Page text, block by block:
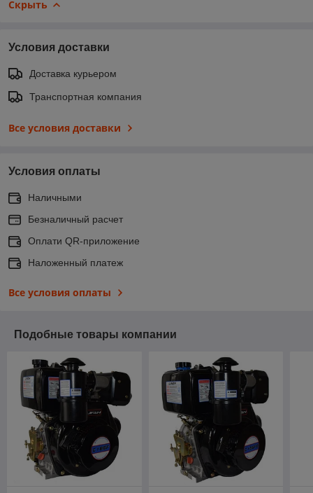
Скрыть
Условия доставки
Доставка курьером
Транспортная компания
Все условия доставки
Условия оплаты
Наличными
Безналичный расчет
Оплати QR-приложение
Наложенный платеж
Все условия оплаты
Подобные товары компании